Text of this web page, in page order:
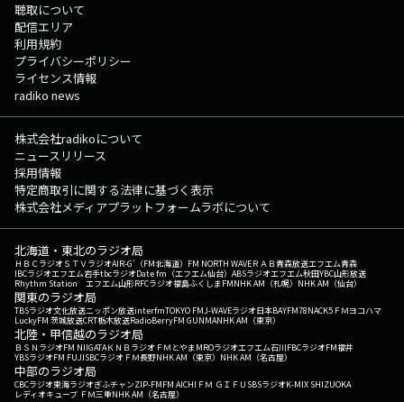
聴取について
配信エリア
利用規約
プライバシーポリシー
ライセンス情報
radiko news
株式会社radikoについて
ニュースリリース
採用情報
特定商取引に関する法律に基づく表示
株式会社メディアプラットフォームラボについて
北海道・東北のラジオ局
ＨＢＣラジオＳＴＶラジオAIR-G'（FM北海道） FM NORTH WAVEＲＡＢ青森放送エフエム青森
IBCラジオエフエム岩手tbcラジオDate fm（エフエム仙台） ABSラジオエフエム秋田YBC山形放送
Rhythm Station エフエム山形RFCラジオ福島ふくしまFMNHK AM（札幌） NHK AM（仙台）
関東のラジオ局
TBSラジオ文化放送ニッポン放送interfmTOKYO FMJ-WAVEラジオ日本BAYFM78NACK5 ＦＭヨコハマ
LuckyFM 茨城放送CRT栃木放送RadioBerryFM GUNMANHK AM（東京）
北陸・甲信越のラジオ局
ＢＳＮラジオFM NIIGATAＫＮＢラジオ ＦＭとやまMROラジオエフエム石川FBCラジオFM福井
YBSラジオFM FUJISBCラジオ ＦＭ長野NHK AM（東京） NHK AM（名古屋）
中部のラジオ局
CBCラジオ東海ラジオぎふチャンZIP-FMFM AICHI ＦＭ ＧＩＦＵ SBSラジオK-MIX SHIZUOKA
レディオキューブ ＦＭ三重NHK AM（名古屋）